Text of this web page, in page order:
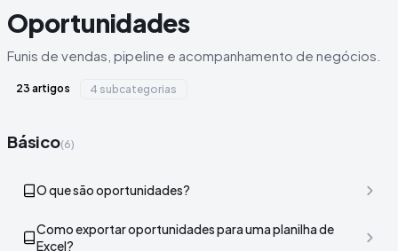
Oportunidades
Funis de vendas, pipeline e acompanhamento de negócios.
23 artigos 4 subcategorias
Básico(6)
O que são oportunidades?
Como exportar oportunidades para uma planilha de
Excel?